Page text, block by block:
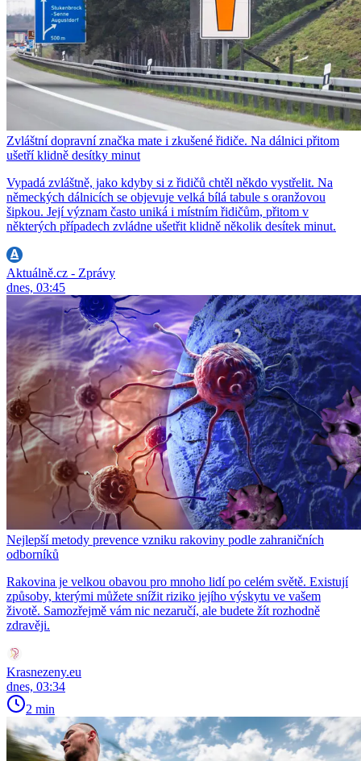
Zvláštní dopravní značka mate i zkušené řidiče. Na dálnici přitom
ušetří klidně desítky minut
Vypadá zvláštně, jako kdyby si z řidičů chtěl někdo vystřelit. Na
německých dálnicích se objevuje velká bílá tabule s oranžovou
šipkou. Její význam často uniká i místním řidičům, přitom v
některých případech zvládne ušetřit klidně několik desítek minut.
Aktuálně.cz - Zprávy
dnes, 03:45
Nejlepší metody prevence vzniku rakoviny podle zahraničních
odborníků
Rakovina je velkou obavou pro mnoho lidí po celém světě. Existují
způsoby, kterými můžete snížit riziko jejího výskytu ve vašem
životě. Samozřejmě vám nic nezaručí, ale budete žít rozhodně
zdravěji.
Krasnezeny.eu
dnes, 03:34
2 min